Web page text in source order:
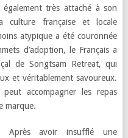
également très attaché à son
culture française et locale
atypique a été couronnée
d’adoption, le Français a
de Songtsam Retreat, qui
et véritablement savoureux.
accompagner les repas
marque.
Après avoir insufflé une